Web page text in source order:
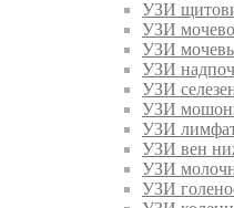
УЗИ
УЗИ
УЗИ
УЗИ
УЗИ
УЗИ
УЗИ
УЗИ вен
УЗИ
УЗИ